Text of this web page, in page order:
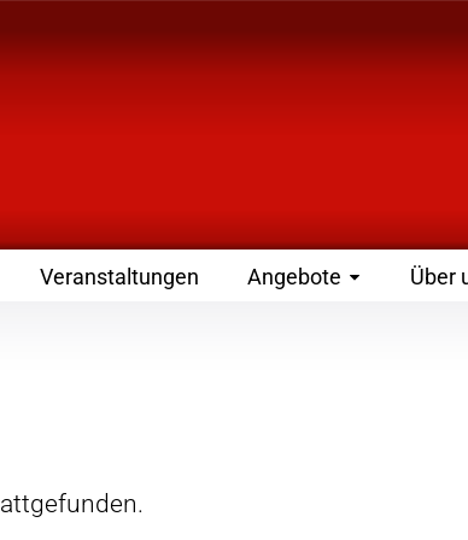
für Leute
Veranstaltungen Angebote Über